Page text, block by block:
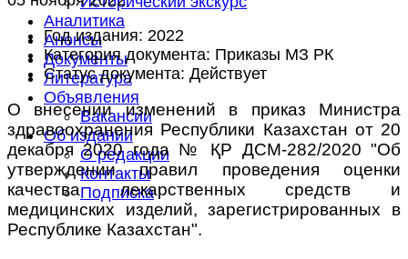
Аналитика
Анонсы
Документы
Литература
Объявления
Вакансии
Об издании
О редакции
Контакты
Подписка
Год издания: 2022
Категория документа: Приказы МЗ РК
Статус документа: Действует
О внесении изменений в приказ Министра
здравоохранения Республики Казахстан от 20
декабря 2020 года № ҚР ДСМ-282/2020 "Об
утверждении правил проведения оценки
качества лекарственных средств и
медицинских изделий, зарегистрированных в
Республике Казахстан".